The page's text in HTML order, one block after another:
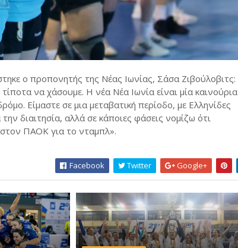
ο προπονητής της Νέας Ιωνίας, Σάσα Ζιβούλοβιτς:
να χάσουμε. Η νέα Νέα Ιωνία είναι μία καινούρια
Είμαστε σε μια μεταβατική περίοδο, με Ελληνίδες
διαιτησία, αλλά σε κάποιες φάσεις νομίζω ότι
στον ΠΑΟΚ για το νταμπλ».
Facebook Twitter Google+